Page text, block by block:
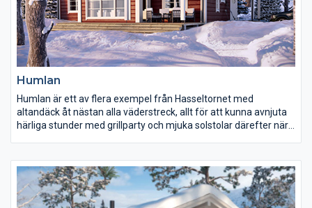
Humlan
Humlan är ett av flera exempel från Hasseltornet med
altandäck åt nästan alla väderstreck, allt för att kunna avnjuta
härliga stunder med grillparty och mjuka solstolar därefter när